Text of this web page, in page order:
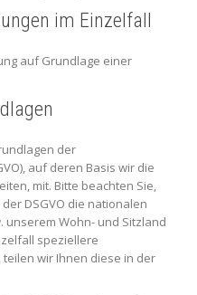
im Einzelfall
auf Grundlage einer
der
auf deren Basis wir die
mit. Bitte beachten Sie,
DSGVO die nationalen
unserem Wohn- und Sitzland
speziellere
wir Ihnen diese in der